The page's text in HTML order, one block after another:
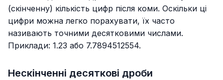
(скінченну) кількість цифр після коми. Оскільки ці
цифри можна легко порахувати, їх часто
називають точними десятковими числами.
Приклади: 1.23 або 7.7894512554.
Нескінченні десяткові дроби